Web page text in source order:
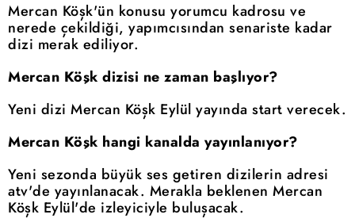
Mercan Köşk'ün konusu yorumcu kadrosu ve
nerede çekildiği, yapımcısından senariste kadar
dizi merak ediliyor.
Mercan Köşk dizisi ne zaman başlıyor?
Yeni dizi Mercan Köşk Eylül yayında start verecek.
Mercan Köşk hangi kanalda yayınlanıyor?
Yeni sezonda büyük ses getiren dizilerin adresi
atv'de yayınlanacak. Merakla beklenen Mercan
Köşk Eylül'de izleyiciyle buluşacak.